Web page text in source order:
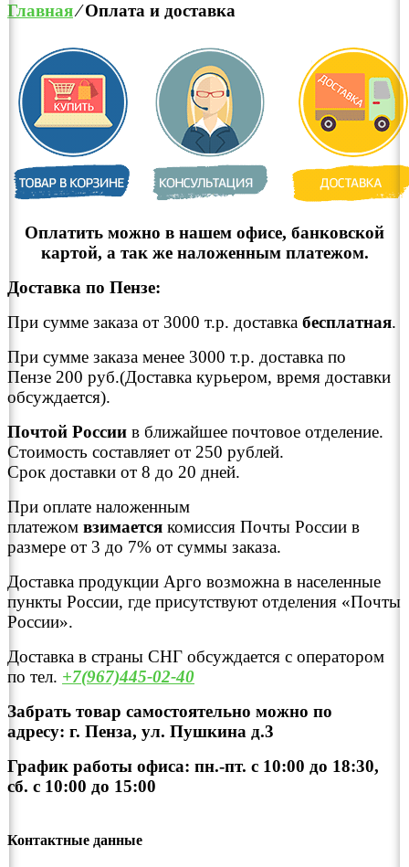
Главная⁄Оплата и доставка
Оплатить можно в нашем офисе, банковской
картой, а так же наложенным платежом.
Доставка по Пензе:
При сумме заказа от 3000 т.р. доставка бесплатная.
При сумме заказа менее 3000 т.р. доставка по
Пензе 200 руб.(Доставка курьером, время доставки
обсуждается).
Почтой России в ближайшее почтовое отделение.
Стоимость составляет от 250 рублей.
Срок доставки от 8 до 20 дней.
При оплате наложенным
платежом взимается комиссия Почты России в
размере от 3 до 7% от суммы заказа.
Доставка продукции Арго возможна в населенные
пункты России, где присутствуют отделения «Почты
России».
Доставка в страны СНГ обсуждается с оператором
по тел. +7(967)445-02-40
Забрать товар самостоятельно можно по
адресу: г. Пенза, ул. Пушкина д.3
График работы офиса: пн.-пт. с 10:00 до 18:30,
сб. с 10:00 до 15:00
Контактные данные